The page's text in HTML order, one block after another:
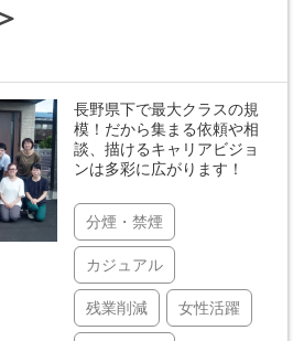
長野県下で最大クラスの規
模！だから集まる依頼や相
談、描けるキャリアビジョ
ンは多彩に広がります！
分煙・禁煙
カジュアル
残業削減 女性活躍